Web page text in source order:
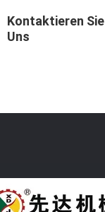
Kontaktieren Sie
Uns